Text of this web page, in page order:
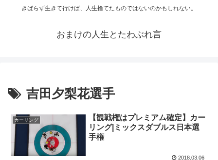
きばらず生きて行けば、人生捨てたものではないのかもしれない。
おまけの人生とたわぶれ言
吉田夕梨花選手
カーリング
【観戦権はプレミアム確定】カー
リング|ミックスダブルス日本選
手権
2018.03.06